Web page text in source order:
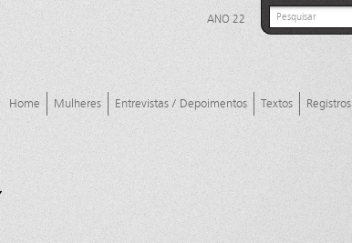
ANO 22
Home Mulheres Entrevistas / Depoimentos Textos Registros